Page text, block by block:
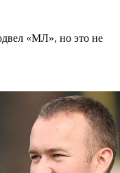
«МЛ», но это не